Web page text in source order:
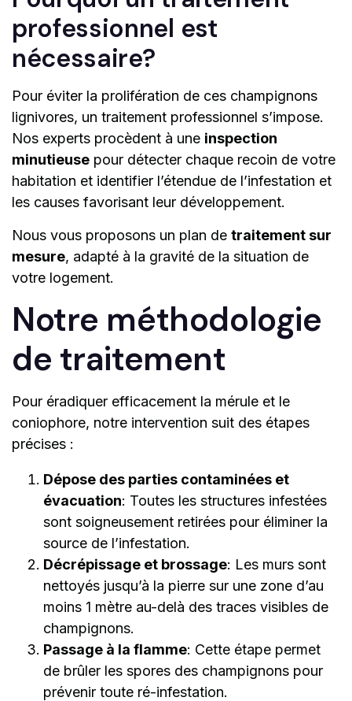
professionnel est
nécessaire?
Pour éviter la prolifération de ces champignons
lignivores, un traitement professionnel s’impose.
Nos experts procèdent à une inspection
minutieuse pour détecter chaque recoin de votre
habitation et identifier l’étendue de l’infestation et
les causes favorisant leur développement.
Nous vous proposons un plan de traitement sur
mesure, adapté à la gravité de la situation de
votre logement.
Notre méthodologie
de traitement
Pour éradiquer efficacement la mérule et le
coniophore, notre intervention suit des étapes
précises :
Dépose des parties contaminées et
évacuation: Toutes les structures infestées
sont soigneusement retirées pour éliminer la
source de l’infestation.
Décrépissage et brossage: Les murs sont
nettoyés jusqu’à la pierre sur une zone d’au
moins 1 mètre au-delà des traces visibles de
champignons.
Passage à la flamme: Cette étape permet
de brûler les spores des champignons pour
prévenir toute ré-infestation.